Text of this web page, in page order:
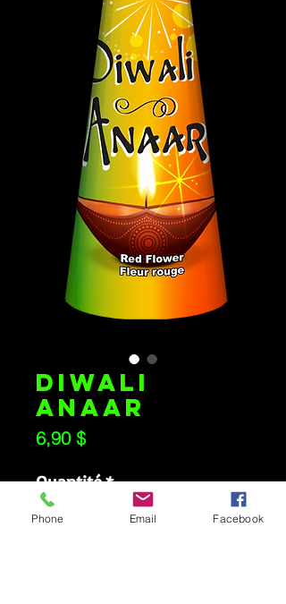
DIWALI
ANAAR
6,90 $Prix
Quantité*
Phone Email Facebook